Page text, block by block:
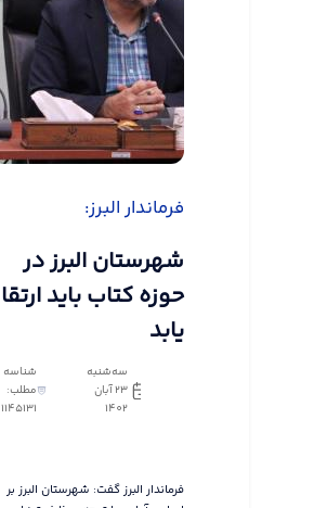
فرماندار البرز:
شهرستان البرز در
حوزه کتاب باید ارتقا
یابد
سه‌شنبه
23 آبان
1402
شناسه
مطلب:
1145131
فرماندار البرز گفت: شهرستان البرز بر